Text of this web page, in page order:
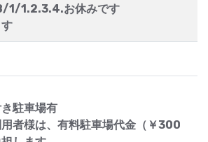
1.2.3.4.お休みです
駐車場有
者様は、有料駐車場代金（￥300